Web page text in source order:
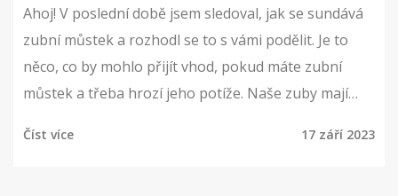
Ahoj! V poslední době jsem sledoval, jak se sundává
zubní můstek a rozhodl se to s vámi podělit. Je to
něco, co by mohlo přijít vhod, pokud máte zubní
můstek a třeba hrozí jeho potíže. Naše zuby mají
Číst více 17 září 2023